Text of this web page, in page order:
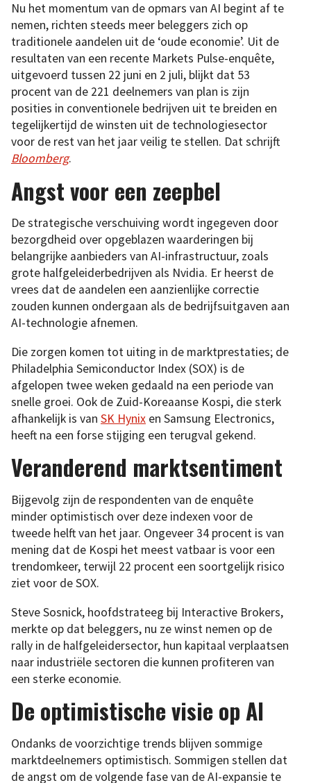
Nu het momentum van de opmars van AI begint af te
nemen, richten steeds meer beleggers zich op
traditionele aandelen uit de ‘oude economie’. Uit de
resultaten van een recente Markets Pulse-enquête,
uitgevoerd tussen 22 juni en 2 juli, blijkt dat 53
procent van de 221 deelnemers van plan is zijn
posities in conventionele bedrijven uit te breiden en
tegelijkertijd de winsten uit de technologiesector
voor de rest van het jaar veilig te stellen. Dat schrijft
Bloomberg.
Angst voor een zeepbel
De strategische verschuiving wordt ingegeven door
bezorgdheid over opgeblazen waarderingen bij
belangrijke aanbieders van AI-infrastructuur, zoals
grote halfgeleiderbedrijven als Nvidia. Er heerst de
vrees dat de aandelen een aanzienlijke correctie
zouden kunnen ondergaan als de bedrijfsuitgaven aan
AI-technologie afnemen.
Die zorgen komen tot uiting in de marktprestaties; de
Philadelphia Semiconductor Index (SOX) is de
afgelopen twee weken gedaald na een periode van
snelle groei. Ook de Zuid-Koreaanse Kospi, die sterk
afhankelijk is van SK Hynix en Samsung Electronics,
heeft na een forse stijging een terugval gekend.
Veranderend marktsentiment
Bijgevolg zijn de respondenten van de enquête
minder optimistisch over deze indexen voor de
tweede helft van het jaar. Ongeveer 34 procent is van
mening dat de Kospi het meest vatbaar is voor een
trendomkeer, terwijl 22 procent een soortgelijk risico
ziet voor de SOX.
Steve Sosnick, hoofdstrateeg bij Interactive Brokers,
merkte op dat beleggers, nu ze winst nemen op de
rally in de halfgeleidersector, hun kapitaal verplaatsen
naar industriële sectoren die kunnen profiteren van
een sterke economie.
De optimistische visie op AI
Ondanks de voorzichtige trends blijven sommige
marktdeelnemers optimistisch. Sommigen stellen dat
de angst om de volgende fase van de AI-expansie te